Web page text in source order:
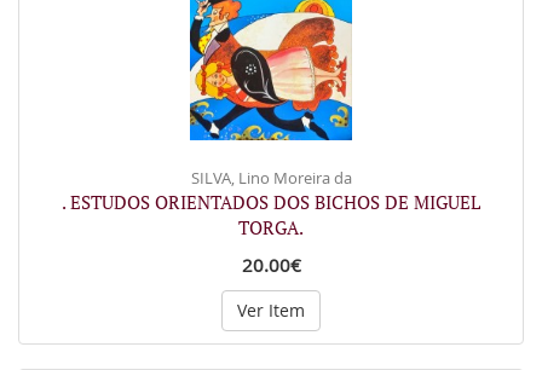
SILVA, Lino Moreira da
. ESTUDOS ORIENTADOS DOS BICHOS DE MIGUEL
TORGA.
20.00€
Ver Item